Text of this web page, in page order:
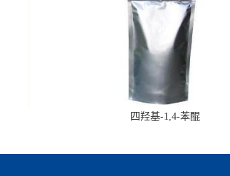
四羟基-1,4-苯醌